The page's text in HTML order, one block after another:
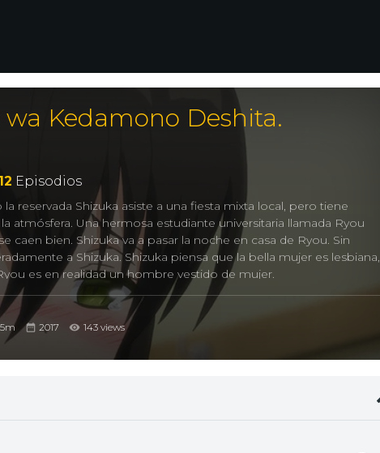
Kedamono Deshita.
12 Episodios
reservada Shizuka asiste a una fiesta mixta local, pero tiene
atmósfera. Una hermosa estudiante universitaria llamada Ryou
caen bien. Shizuka va a pasar la noche en casa de Ryou. Sin
a Shizuka. Shizuka piensa que la bella mujer es lesbiana,
es en realidad un hombre vestido de mujer.
5m 2017 143 views